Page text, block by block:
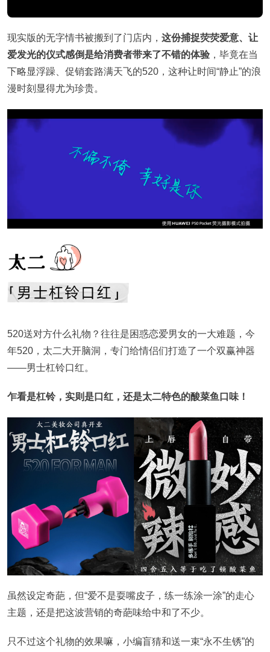
现实版的无字情书被搬到了门店内， 这份捕捉荧荧爱意、让
爱发光的仪式感倒是给消费者带来了不错的体验 ，毕竟在当
下略显浮躁、促销套路满天飞的520，这种让时间“静止”的浪
漫时刻显得尤为珍贵。
520送对方什么礼物？往往是困惑恋爱男女的一大难题，今
年520，太二大开脑洞，专门给情侣们打造了一个双赢神器
——男士杠铃口红。
乍看是杠铃，实则是口红，还是太二特色的酸菜鱼口味！
虽然设定奇葩，但“爱不是耍嘴皮子，练一练涂一涂”的走心
主题，还是把这波营销的奇葩味给中和了不少。
只不过这个礼物的效果嘛，小编盲猜和送一束“永不生锈”的